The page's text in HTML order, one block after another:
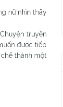
nữ nhìn thấy
truyền
được tiếp
thành một